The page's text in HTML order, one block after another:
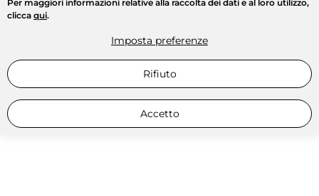
Per maggiori informazioni relative alla raccolta dei dati e al loro utilizzo,
clicca qui.
Imposta preferenze
Rifiuto
Accetto